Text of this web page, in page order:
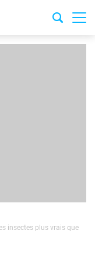
insectes plus vrais que